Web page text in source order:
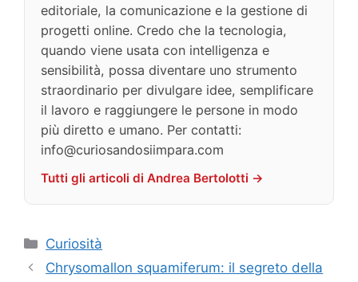
editoriale, la comunicazione e la gestione di
progetti online. Credo che la tecnologia,
quando viene usata con intelligenza e
sensibilità, possa diventare uno strumento
straordinario per divulgare idee, semplificare
il lavoro e raggiungere le persone in modo
più diretto e umano. Per contatti:
info@curiosandosiimpara.com
Tutti gli articoli di Andrea Bertolotti →
Categorie
Curiosità
Chrysomallon squamiferum: il segreto della